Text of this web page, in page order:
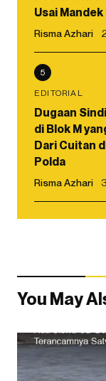
Usai
Risma Azhari
5
EDITORIAL
Dugaan
di Blok M
Dari Cuitan
Polda
Risma Azhari
You May